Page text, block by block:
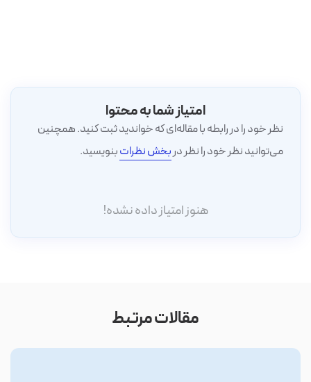
امتیاز شما به محتوا
نظر خود را در رابطه با مقاله‌ای که خواندید ثبت کنید. همچنین
می‌توانید نظر خود را نظر در بخش نظراتبنویسید.
هنوز امتیاز داده نشده!
مقالات مرتبط